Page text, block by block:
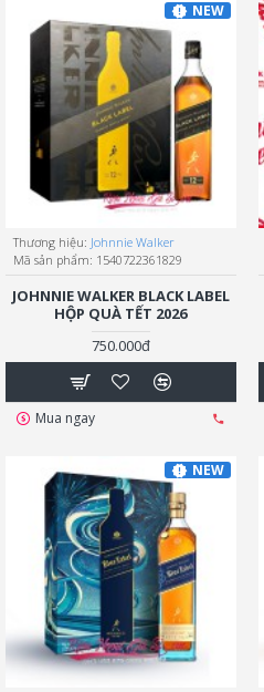
NEW
Thương hiệu: Johnnie Walker
Mã sản phẩm: 1540722361829
JOHNNIE WALKER BLACK LABEL
HỘP QUÀ TẾT 2026
750.000đ
Mua ngay
NEW